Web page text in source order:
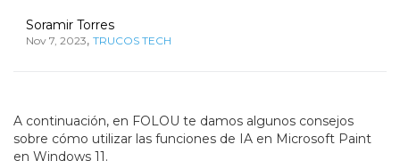
Soramir Torres
Nov 7, 2023, TRUCOS TECH
A continuación, en FOLOU te damos algunos consejos
sobre cómo utilizar las funciones de IA en Microsoft Paint
en Windows 11.